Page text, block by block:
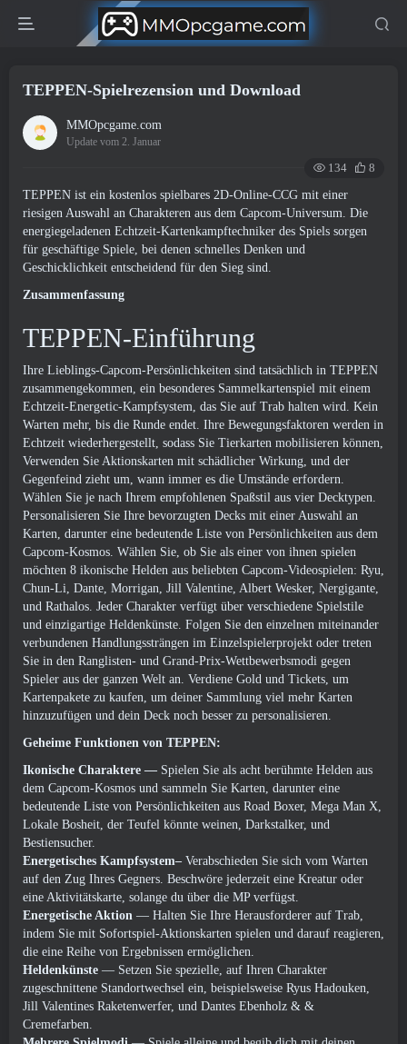
TEPPEN-Spielrezension und Download
MMOpcgame.com
Update vom 2. Januar
134
8
TEPPEN ist ein kostenlos spielbares 2D-Online-CCG mit einer
riesigen Auswahl an Charakteren aus dem Capcom-Universum. Die
energiegeladenen Echtzeit-Kartenkampftechniker des Spiels sorgen
für geschäftige Spiele, bei denen schnelles Denken und
Geschicklichkeit entscheidend für den Sieg sind.
Zusammenfassung
TEPPEN-Einführung
Ihre Lieblings-Capcom-Persönlichkeiten sind tatsächlich in TEPPEN
zusammengekommen, ein besonderes Sammelkartenspiel mit einem
Echtzeit-Energetic-Kampfsystem, das Sie auf Trab halten wird. Kein
Warten mehr, bis die Runde endet. Ihre Bewegungsfaktoren werden in
Echtzeit wiederhergestellt, sodass Sie Tierkarten mobilisieren können,
Verwenden Sie Aktionskarten mit schädlicher Wirkung, und der
Gegenfeind zieht um, wann immer es die Umstände erfordern.
Wählen Sie je nach Ihrem empfohlenen Spaßstil aus vier Decktypen.
Personalisieren Sie Ihre bevorzugten Decks mit einer Auswahl an
Karten, darunter eine bedeutende Liste von Persönlichkeiten aus dem
Capcom-Kosmos. Wählen Sie, ob Sie als einer von ihnen spielen
möchten 8 ikonische Helden aus beliebten Capcom-Videospielen: Ryu,
Chun-Li, Dante, Morrigan, Jill Valentine, Albert Wesker, Nergigante,
und Rathalos. Jeder Charakter verfügt über verschiedene Spielstile
und einzigartige Heldenkünste. Folgen Sie den einzelnen miteinander
verbundenen Handlungssträngen im Einzelspielerprojekt oder treten
Sie in den Ranglisten- und Grand-Prix-Wettbewerbsmodi gegen
Spieler aus der ganzen Welt an. Verdiene Gold und Tickets, um
Kartenpakete zu kaufen, um deiner Sammlung viel mehr Karten
hinzuzufügen und dein Deck noch besser zu personalisieren.
Geheime Funktionen von TEPPEN:
Ikonische Charaktere — Spielen Sie als acht berühmte Helden aus
dem Capcom-Kosmos und sammeln Sie Karten, darunter eine
bedeutende Liste von Persönlichkeiten aus Road Boxer, Mega Man X,
Lokale Bosheit, der Teufel könnte weinen, Darkstalker, und
Bestiensucher.
Energetisches Kampfsystem– Verabschieden Sie sich vom Warten
auf den Zug Ihres Gegners. Beschwöre jederzeit eine Kreatur oder
eine Aktivitätskarte, solange du über die MP verfügst.
Energetische Aktion — Halten Sie Ihre Herausforderer auf Trab,
indem Sie mit Sofortspiel-Aktionskarten spielen und darauf reagieren,
die eine Reihe von Ergebnissen ermöglichen.
Heldenkünste — Setzen Sie spezielle, auf Ihren Charakter
zugeschnittene Standortwechsel ein, beispielsweise Ryus Hadouken,
Jill Valentines Raketenwerfer, und Dantes Ebenholz & &
Cremefarben.